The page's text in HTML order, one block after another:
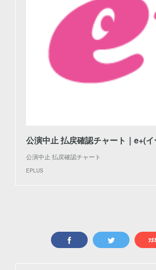
公演中止 払戻確認チャート｜e+(
公演中止 払戻確認チャート
EPLUS